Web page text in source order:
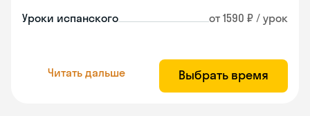
Уроки испанского от 1590 ₽ / урок
Читать дальше Выбрать время